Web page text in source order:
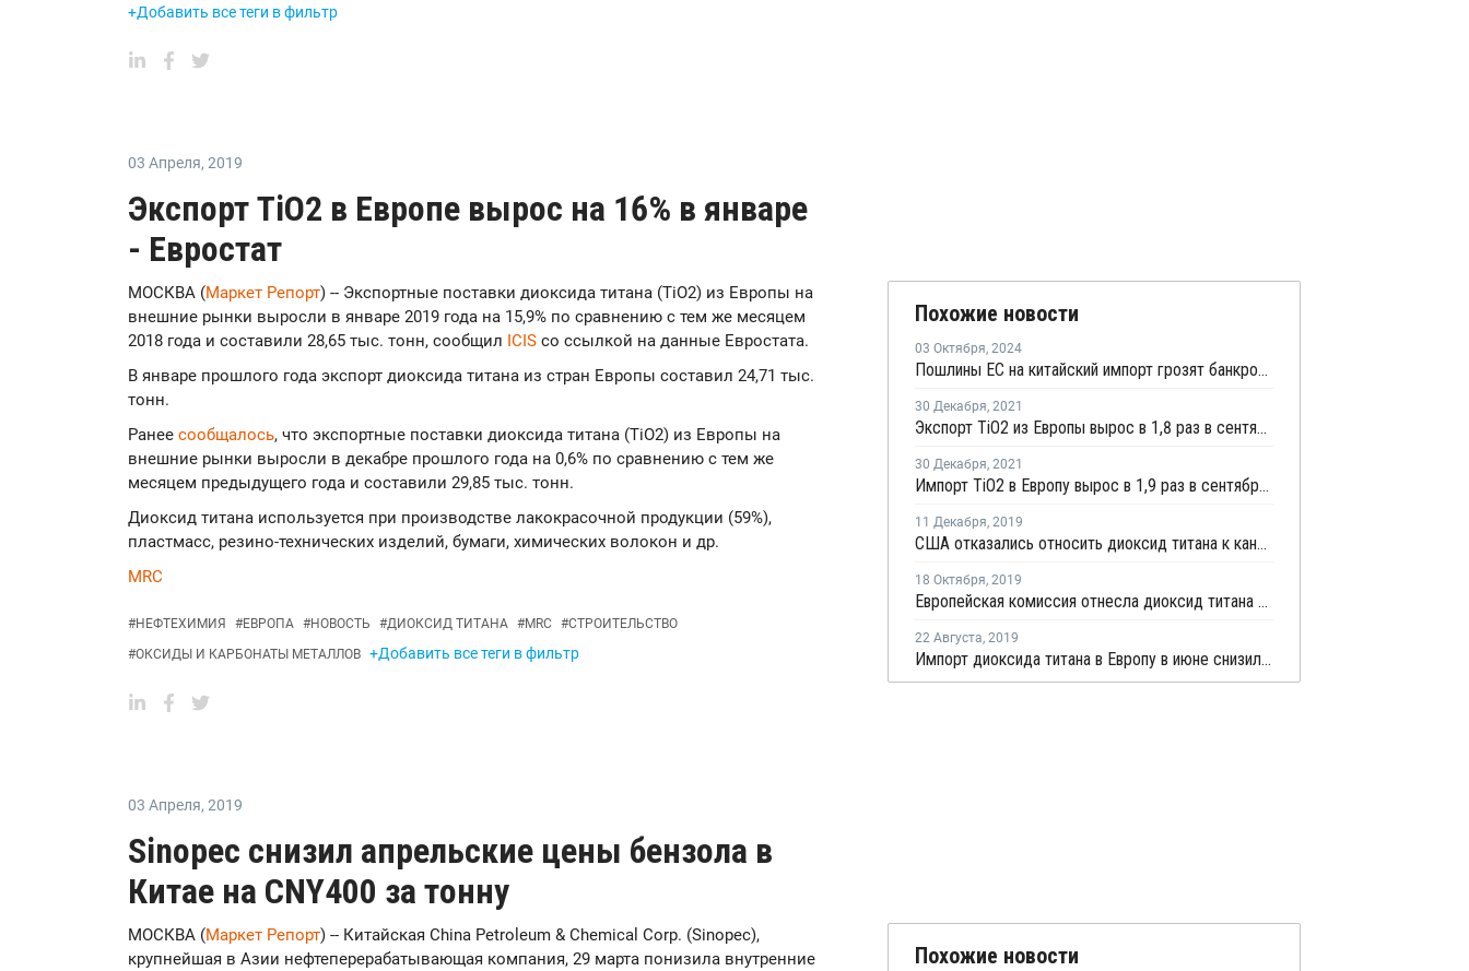
+Добавить все теги в фильтр
03 Апреля, 2019
Экспорт TiO2 в Европе вырос на 16% в январе
- Евростат
МОСКВА (Маркет Репорт) -- Экспортные поставки диоксида титана (TiO2) из Европы на
внешние рынки выросли в январе 2019 года на 15,9% по сравнению с тем же месяцем
2018 года и составили 28,65 тыс. тонн, сообщил ICIS со ссылкой на данные Евростата.
В январе прошлого года экспорт диоксида титана из стран Европы составил 24,71 тыс.
тонн.
Ранее сообщалось, что экспортные поставки диоксида титана (TiO2) из Европы на
внешние рынки выросли в декабре прошлого года на 0,6% по сравнению с тем же
месяцем предыдущего года и составили 29,85 тыс. тонн.
Диоксид титана используется при производстве лакокрасочной продукции (59%),
пластмасс, резино-технических изделий, бумаги, химических волокон и др.
MRC
#НЕФТЕХИМИЯ #ЕВРОПА #НОВОСТЬ #ДИОКСИД ТИТАНА #MRC #СТРОИТЕЛЬСТВО
#ОКСИДЫ И КАРБОНАТЫ МЕТАЛЛОВ +Добавить все теги в фильтр
Похожие новости
03 Октября, 2024
Пошлины ЕС на китайский импорт грозят банкротством производителям красок в Европе
30 Декабря, 2021
Экспорт TiO2 из Европы вырос в 1,8 раз в сентябре - Евростат
30 Декабря, 2021
Импорт TiO2 в Европу вырос в 1,9 раз в сентябре - Евростат
11 Декабря, 2019
США отказались относить диоксид титана к канцерогенам
18 Октября, 2019
Европейская комиссия отнесла диоксид титана к канцерогенам
22 Августа, 2019
Импорт диоксида титана в Европу в июне снизился на 8,4%
03 Апреля, 2019
Sinopec снизил апрельские цены бензола в
Китае на CNY400 за тонну
МОСКВА (Маркет Репорт) -- Китайская China Petroleum & Chemical Corp. (Sinopec),
крупнейшая в Азии нефтеперерабатывающая компания, 29 марта понизила внутренние
Похожие новости